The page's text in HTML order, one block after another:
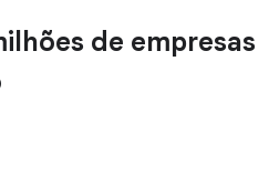
de empresas